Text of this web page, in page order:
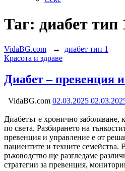
Таг: диабет тип
VidaBG.com → диабет тип 1
Категория:
Красота и здраве
Диабет – превенция
VidaBG.com 02.03.2025
Диабетът е хронично заболяване,
по света. Разбирането на
превенция и управление е от
пациентите и техните семейства.
ръководство ще разгледаме
стратегии за превенция,